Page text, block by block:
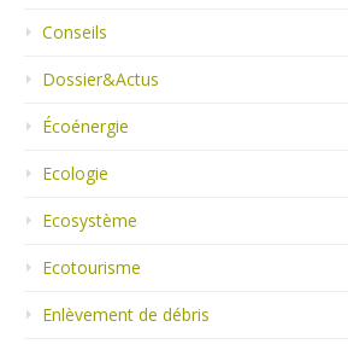
Conseils
Dossier&Actus
Écoénergie
Ecologie
Ecosystème
Ecotourisme
Enlèvement de débris